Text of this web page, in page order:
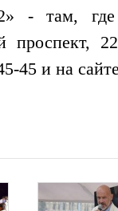
- там, где
проспект,
45 и на